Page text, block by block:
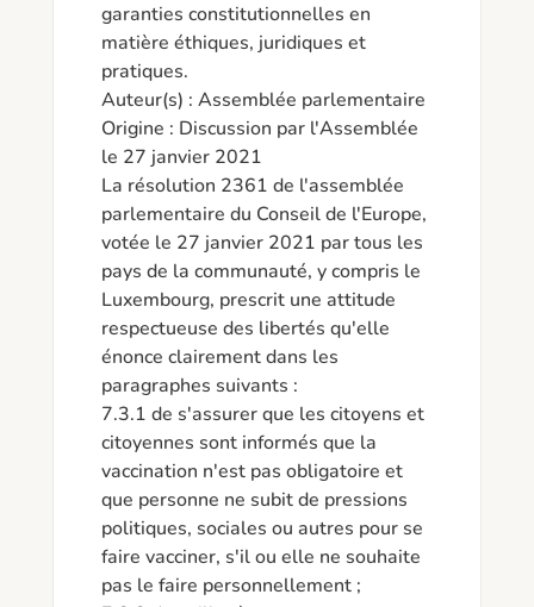
garanties constitutionnelles en
matière éthiques, juridiques et
pratiques.
Auteur(s) : Assemblée parlementaire
Origine : Discussion par l'Assemblée
le 27 janvier 2021
La résolution 2361 de l'assemblée
parlementaire du Conseil de l'Europe,
votée le 27 janvier 2021 par tous les
pays de la communauté, y compris le
Luxembourg, prescrit une attitude
respectueuse des libertés qu'elle
énonce clairement dans les
paragraphes suivants :
7.3.1 de s'assurer que les citoyens et
citoyennes sont informés que la
vaccination n'est pas obligatoire et
que personne ne subit de pressions
politiques, sociales ou autres pour se
faire vacciner, s'il ou elle ne souhaite
pas le faire personnellement ;